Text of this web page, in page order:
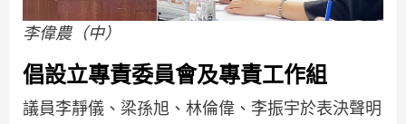
李偉農（中）
倡設立專責委員會及專責工作組
議員李靜儀、梁孫旭、林倫偉、李振宇於表決聲明